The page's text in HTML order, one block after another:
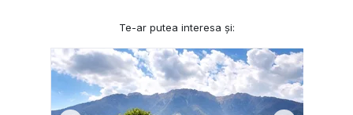
Te-ar putea interesa și: